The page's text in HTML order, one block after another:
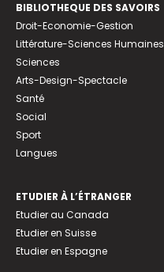
BIBLIOTHEQUE DES SAVOIRS
Droit-Economie-Gestion
Littérature-Sciences Humaines
Sciences
Arts-Design-Spectacle
Santé
Social
Sport
Langues
ETUDIER À L’ÉTRANGER
Etudier au Canada
Etudier en Suisse
Etudier en Espagne